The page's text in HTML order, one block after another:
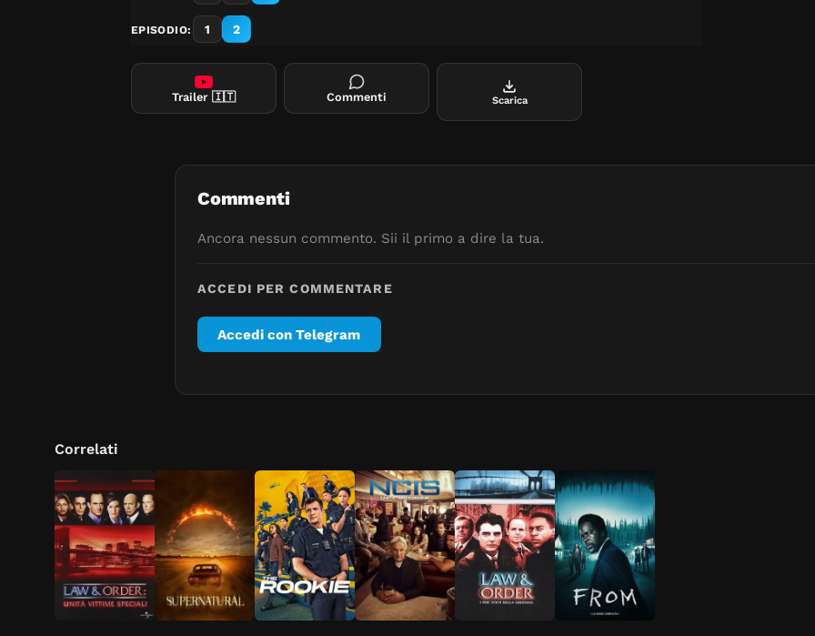
EPISODIO: 1 2
Trailer 🇮🇹 Commenti Scarica
Commenti
Ancora nessun commento. Sii il primo a dire la tua.
ACCEDI PER COMMENTARE
Accedi con Telegram
Correlati